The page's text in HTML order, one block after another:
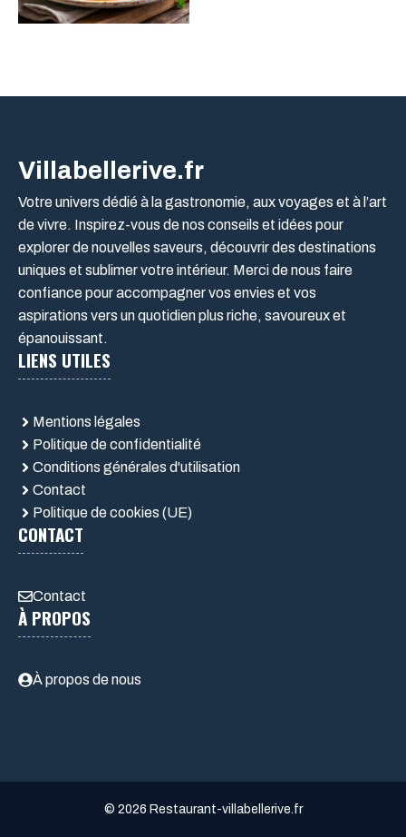
Villabellerive.fr
Votre univers dédié à la gastronomie, aux voyages et à l’art
de vivre. Inspirez-vous de nos conseils et idées pour
explorer de nouvelles saveurs, découvrir des destinations
uniques et sublimer votre intérieur. Merci de nous faire
confiance pour accompagner vos envies et vos
aspirations vers un quotidien plus riche, savoureux et
épanouissant.
LIENS UTILES
Mentions légales
Politique de confidentialité
Conditions générales d'utilisation
Contact
Politique de cookies (UE)
CONTACT
Contact
À PROPOS
À propos de nous
© 2026 Restaurant-villabellerive.fr